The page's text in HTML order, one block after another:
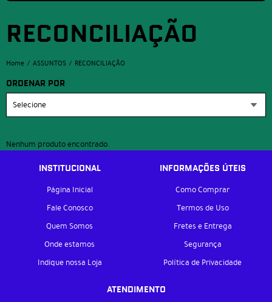
RECONCILIAÇÃO
Home ASSUNTOS RECONCILIAÇÃO
ORDENAR POR
Selecione
Nenhum produto encontrado.
INSTITUCIONAL
Página Inicial
Fale Conosco
Quem Somos
Onde estamos
Indique nossa Loja
INFORMAÇÕES ÚTEIS
Como Comprar
Termos de Uso
Fretes e Entrega
Segurança
Política de Privacidade
ATENDIMENTO